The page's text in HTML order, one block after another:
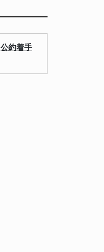
公約着手